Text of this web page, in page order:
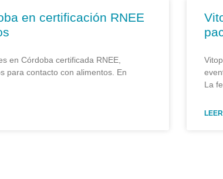
en certificación RNEE
en Córdoba certificada RNEE,
para contacto con alimentos. En
La